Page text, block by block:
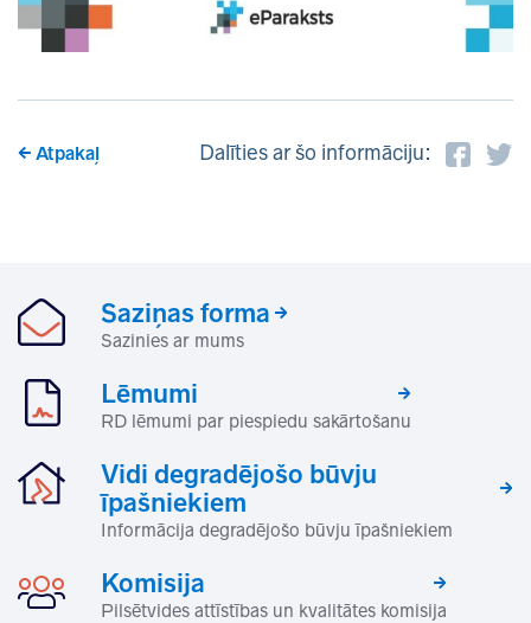
Atpakaļ Dalīties ar šo informāciju:
Saziņas forma
Sazinies ar mums
Lēmumi
RD lēmumi par piespiedu sakārtošanu
Vidi degradējošo būvju
īpašniekiem
Informācija degradējošo būvju īpašniekiem
Komisija
Pilsētvides attīstības un kvalitātes komisija